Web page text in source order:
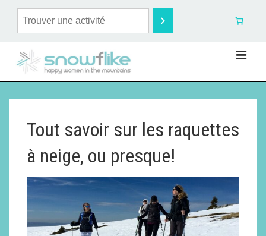
Tout savoir sur les raquettes
à neige, ou presque!